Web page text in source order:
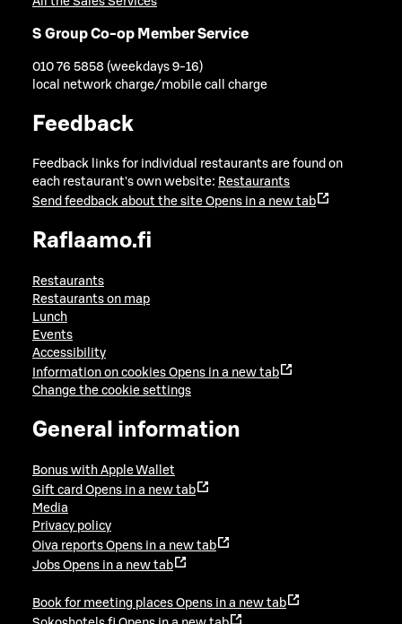
S Group Co-op Member Service
010 76 5858 (weekdays 9-16)
local network charge/mobile call charge
Feedback
Feedback links for individual restaurants are found on
each restaurant's own website: Restaurants
Send feedback about the site Opens in a new tab
Raflaamo.fi
Restaurants
Restaurants on map
Lunch
Events
Accessibility
Information on cookies Opens in a new tab
Change the cookie settings
General information
Bonus with Apple Wallet
Gift card Opens in a new tab
Media
Privacy policy
Oiva reports Opens in a new tab
Jobs Opens in a new tab
Book for meeting places Opens in a new tab